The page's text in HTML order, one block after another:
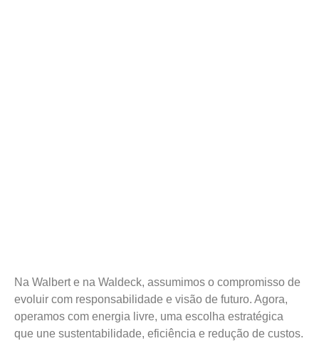
Na Walbert e na Waldeck, assumimos o compromisso de
evoluir com responsabilidade e visão de futuro. Agora,
operamos com energia livre, uma escolha estratégica
que une sustentabilidade, eficiência e redução de custos.